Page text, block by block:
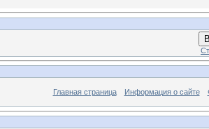
Главная страница Информация о сайте